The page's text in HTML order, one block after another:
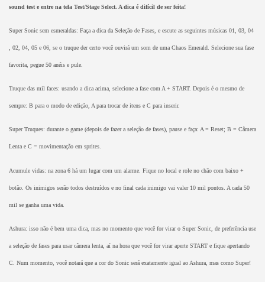
sound test e entre na tela Test/Stage Select. A dica é difícil de ser feita!
Super Sonic sem esmeraldas: Faça a dica da Seleção de Fases, e escute as seguintes músicas 01, 03, 04
, 02, 04, 05 e 06, se o truque der certo você ouvirá um som de uma Chaos Emerald. Selecione sua fase
favorita, pegue 50 anéis e pule.
Truque das mil faces: usando a dica acima, selecione a fase com A + START. Depois é o mesmo de
sempre: B para o modo de edição, A para trocar de itens e C para inserir.
Super Truques: durante o game (depois de fazer a seleção de fases), pause e faça: A = Reset; B = Câmera
Lenta e C = movimentação em sprites.
Acumule vidas: na zona 6 há um lugar com um alarme. Fique no local e role no chão com baixo +
botão. Os inimigos serão todos destruídos e no final cada inimigo vai valer 10 mil pontos. A cada 50
mil se ganha uma vida.
Ashura: isso não é bem uma dica, mas no momento que você for virar o Super Sonic, de preferência use
a seleção de fases para usar câmera lenta, aí na hora que você for virar aperte START e fique apertando
C. Num momento, você notará que a cor do Sonic será exatamente igual ao Ashura, mas como Super!